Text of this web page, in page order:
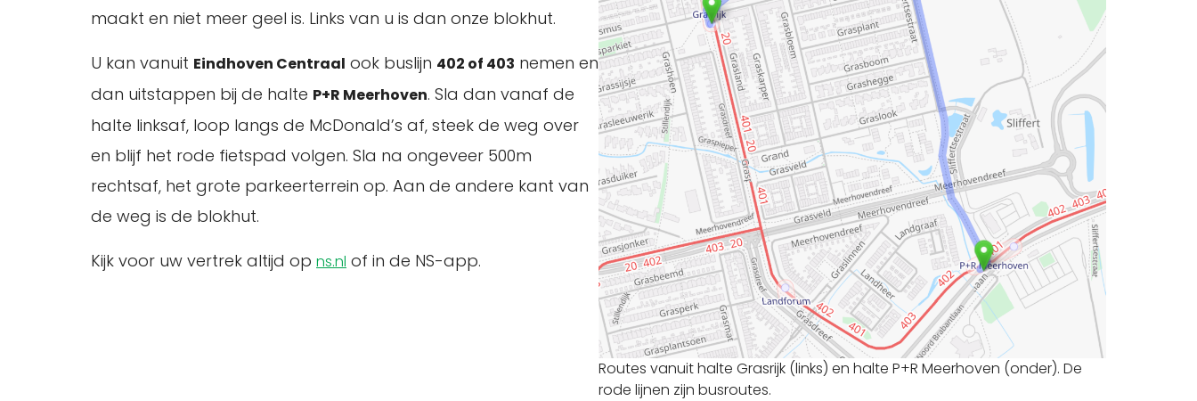
maakt en niet meer geel is. Links van u is dan onze blokhut.
U kan vanuit Eindhoven Centraal ook buslijn 402 of 403 nemen en
dan uitstappen bij de halte P+R Meerhoven. Sla dan vanaf de
halte linksaf, loop langs de McDonald’s af, steek de weg over
en blijf het rode fietspad volgen. Sla na ongeveer 500m
rechtsaf, het grote parkeerterrein op. Aan de andere kant van
de weg is de blokhut.
Kijk voor uw vertrek altijd op ns.nl of in de NS-app.
Routes vanuit halte Grasrijk (links) en halte P+R Meerhoven (onder). De
rode lijnen zijn busroutes.